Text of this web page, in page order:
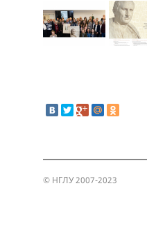
© НГЛУ 2007-2023